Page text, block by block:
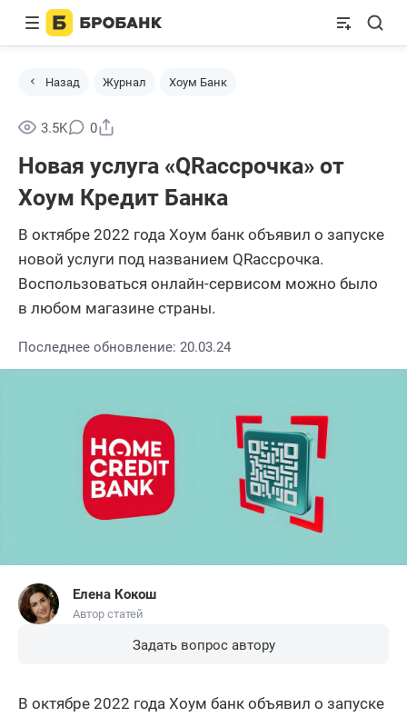
Назад Журнал Хоум Банк
3.5K 0
Новая услуга «QRассрочка» от
Хоум Кредит Банка
В октябре 2022 года Хоум банк объявил о запуске
новой услуги под названием QRассрочка.
Воспользоваться онлайн-сервисом можно было
в любом магазине страны.
Последнее обновление: 20.03.24
Елена Кокош
Автор статей
Задать вопрос автору
В октябре 2022 года Хоум банк объявил о запуске